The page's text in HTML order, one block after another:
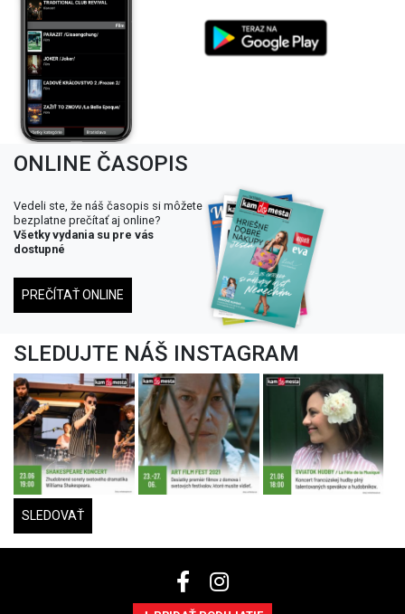
ONLINE ČASOPIS
Vedeli ste, že náš časopis si môžete
bezplatne prečítať aj online?
Všetky vydania su pre vás
dostupné
PREČÍTAŤ ONLINE
SLEDUJTE NÁŠ INSTAGRAM
SLEDOVAŤ